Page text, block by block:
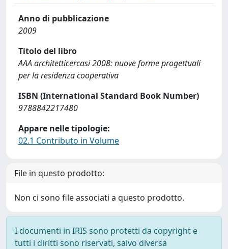
Anno di pubblicazione
2009
Titolo del libro
AAA architetticercasi 2008: nuove forme progettuali
per la residenza cooperativa
ISBN (International Standard Book Number)
9788842217480
Appare nelle tipologie:
02.1 Contributo in Volume
File in questo prodotto:
Non ci sono file associati a questo prodotto.
I documenti in IRIS sono protetti da copyright e
tutti i diritti sono riservati, salvo diversa